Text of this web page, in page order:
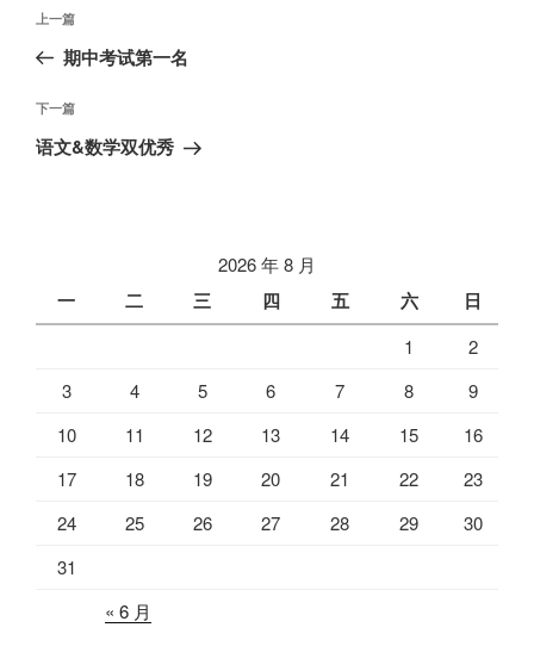
导
航
上
一
文
章
上一篇
期中考试第一名
下
一
下一篇
语文&数学双优秀
2026 年 8 月
一 二 三 四 五 六 日
1
2
3
4 5 6 7 8
9
10
11 12 13 14 15
16
17
18 19 20 21 22
23
24
25 26 27 28 29
30
31
« 6 月